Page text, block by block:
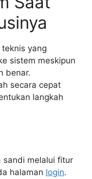
yang
sistem meskipun
benar.
secara cepat
langkah
sandi melalui fitur
halaman login.